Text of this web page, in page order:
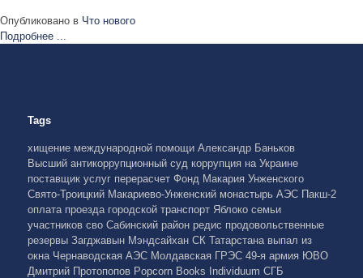
Опубликовано в Что нового
Подробнее ...
Tags
хищение международной помощи Александр Баньков
Высший антикоррупционный суд коррупция на Украине
поставщик услуг перерасчет Фонд Макария Унженского
Свято-Троицкий Макариево-Унженский монастырь АЭС Пакш-2
оплата проезда городской транспорт Яблоко семьи
участников сво Сабинский район редис продовольственные
резервы Загджавын Мэндсайхан СК Татарстана выпал из
окна Чернаводская АЭС Молдавская ГРЭС 49-я армия ЮВО
Дмитрий Протопопов Popcorn Books Individuum СГБ